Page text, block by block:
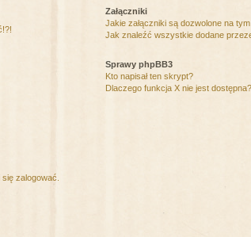
zalogować.
Załączniki
Jakie załączniki są dozwolone na
Jak znaleźć wszystkie dodane
Sprawy phpBB3
Kto napisał ten skrypt?
Dlaczego funkcja X nie jest dostępna?